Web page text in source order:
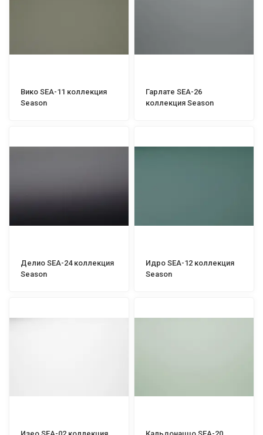
Вико SEA-11 коллекция
Season
Гарлате SEA-26
коллекция Season
Делио SEA-24 коллекция
Season
Идро SEA-12 коллекция
Season